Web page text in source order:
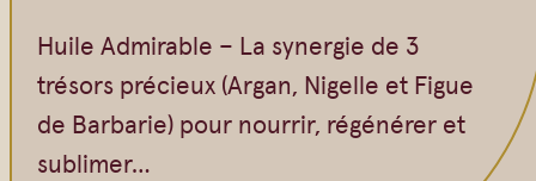
Huile Admirable – La synergie de 3
trésors précieux (Argan, Nigelle et Figue
de Barbarie) pour nourrir, régénérer et
sublimer…